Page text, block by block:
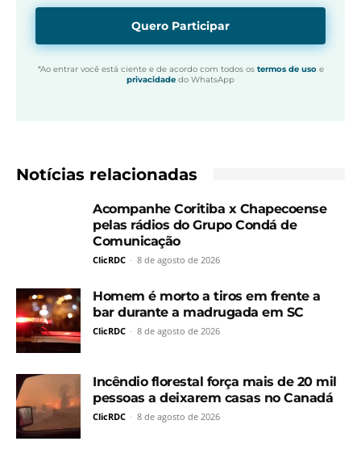
Quero Participar
*Ao entrar você está ciente e de acordo com todos os termos de usoe
privacidade do WhatsApp
Notícias relacionadas
Acompanhe Coritiba x Chapecoense
pelas rádios do Grupo Condá de
Comunicação
ClicRDC - 8 de agosto de 2026
Homem é morto a tiros em frente a
bar durante a madrugada em SC
ClicRDC - 8 de agosto de 2026
Incêndio florestal força mais de 20 mil
pessoas a deixarem casas no Canadá
ClicRDC - 8 de agosto de 2026